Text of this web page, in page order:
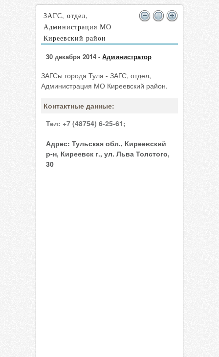
ЗАГС, отдел,
Администрация МО
Киреевский район
30 декабря 2014 - Администратор
ЗАГСы города Тула - ЗАГС, отдел,
Администрация МО Киреевский район.
Контактные данные:
Тел: +7 (48754) 6-25-61;
Адрес: Тульская обл., Киреевский
р-н, Киреевск г., ул. Льва Толстого,
30